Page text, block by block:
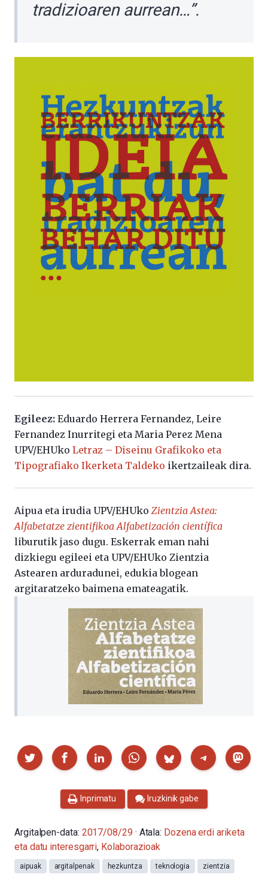
tradizioaren aurrean…”.
Egileez: Eduardo Herrera Fernandez, Leire
Fernandez Inurritegi eta Maria Perez Mena
UPV/EHUko Letraz – Diseinu Grafikoko eta
Tipografiako Ikerketa Taldeko ikertzaileak dira.
Aipua eta irudia UPV/EHUko Zientzia Astea:
Alfabetatze zientifikoa Alfabetización científica
liburutik jaso dugu. Eskerrak eman nahi
dizkiegu egileei eta UPV/EHUko Zientzia
Astearen arduradunei, edukia blogean
argitaratzeko baimena emateagatik.
Partekatu
Inprimatu Iruzkinik gabe
Argitalpen-data: 2017/08/29 · Atala: Dozena erdi ariketa
eta datu interesgarri, Kolaborazioak
aipuak argitalpenak hezkuntza teknologia zientzia